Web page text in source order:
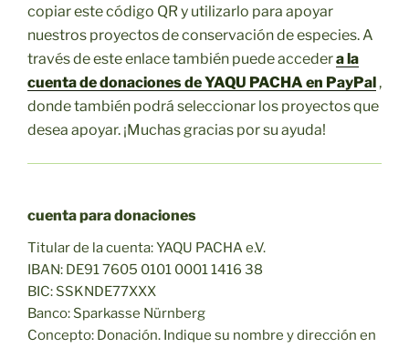
copiar este código QR y utilizarlo para apoyar
nuestros proyectos de conservación de especies. A
través de este enlace también puede accedera la
cuenta de donaciones de YAQU PACHA en PayPal ,
donde también podrá seleccionar los proyectos que
desea apoyar. ¡Muchas gracias por su ayuda!
cuenta para donaciones
Titular de la cuenta: YAQU PACHA e.V.
IBAN: DE91 7605 0101 0001 1416 38
BIC: SSKNDE77XXX
Banco: Sparkasse Nürnberg
Concepto: Donación. Indique su nombre y dirección en